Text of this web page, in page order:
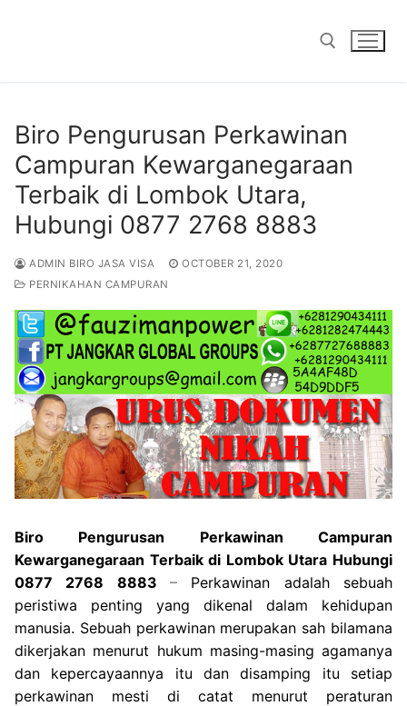
Biro Pengurusan Perkawinan
Campuran Kewarganegaraan
Terbaik di Lombok Utara,
Hubungi 0877 2768 8883
ADMIN BIRO JASA VISA
OCTOBER 21, 2020
PERNIKAHAN CAMPURAN
Biro Pengurusan Perkawinan Campuran
Kewarganegaraan Terbaik di Lombok Utara Hubungi
0877 2768 8883
– Perkawinan adalah sebuah
peristiwa penting yang dikenal dalam kehidupan
manusia. Sebuah perkawinan merupakan sah bilamana
dikerjakan menurut hukum masing-masing agamanya
dan kepercayaannya itu dan disamping itu setiap
perkawinan mesti di catat menurut peraturan